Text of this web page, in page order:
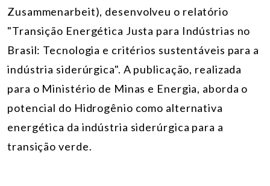
Zusammenarbeit), desenvolveu o relatório
"Transição Energética Justa para Indústrias no
Brasil: Tecnologia e critérios sustentáveis para a
indústria siderúrgica". A publicação, realizada
para o Ministério de Minas e Energia, aborda o
potencial do Hidrogênio como alternativa
energética da indústria siderúrgica para a
transição verde.